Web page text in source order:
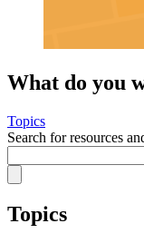
What do you
Topics
Search for resources
Topics